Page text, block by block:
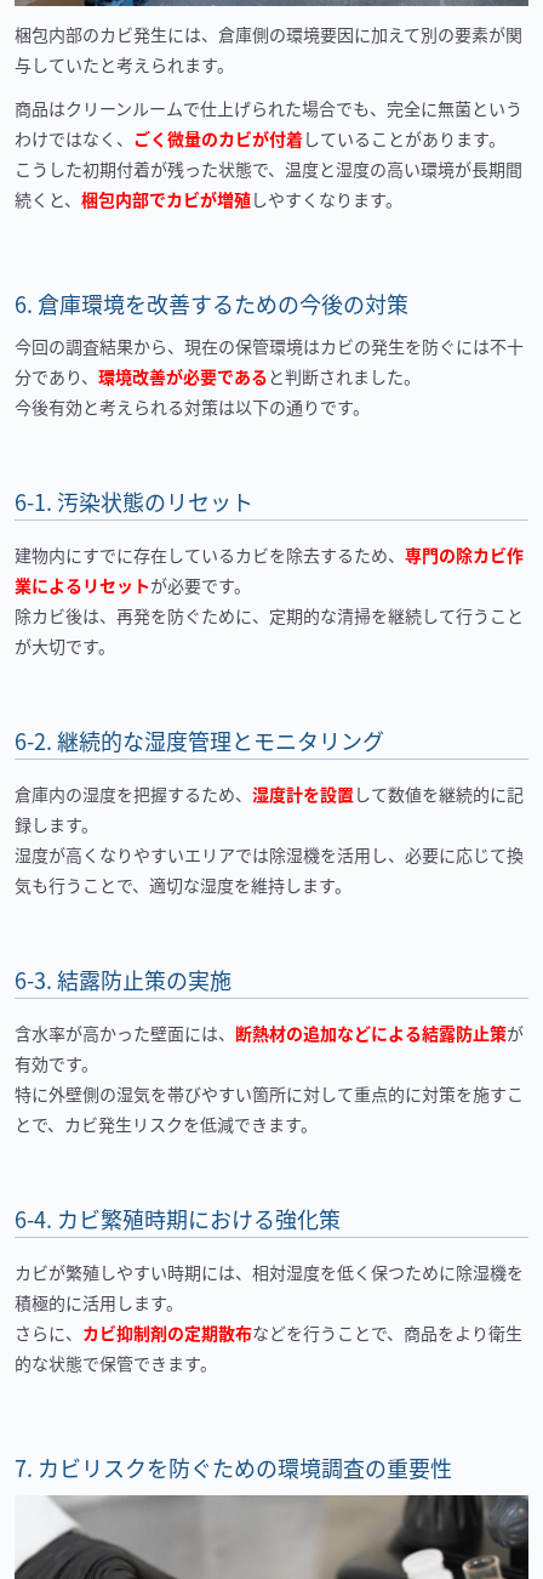
梱包内部のカビ発生には、倉庫側の環境要因に加えて別の要素が関
与していたと考えられます。
商品はクリーンルームで仕上げられた場合でも、完全に無菌という
わけではなく、 ごく微量のカビが付着していることがあります。
こうした初期付着が残った状態で、温度と湿度の高い環境が長期間
続くと、 梱包内部でカビが増殖しやすくなります。
6. 倉庫環境を改善するための今後の対策
今回の調査結果から、現在の保管環境はカビの発生を防ぐには不十
分であり、 環境改善が必要である と判断されました。
今後有効と考えられる対策は以下の通りです。
6-1. 汚染状態のリセット
建物内にすでに存在しているカビを除去するため、 専門の除カビ作
業によるリセットが必要です。
除カビ後は、再発を防ぐために、定期的な清掃を継続して行うこと
が大切です。
6-2.継続的な湿度管理とモニタリング
倉庫内の湿度を把握するため、 湿度計を設置 して数値を継続的に記
録します。
湿度が高くなりやすいエリアでは除湿機を活用し、必要に応じて換
気も行うことで、適切な湿度を維持します。
6-3.結露防止策の実施
含水率が高かった壁面には、 断熱材の追加などによる結露防止策が
有効です。
特に外壁側の湿気を帯びやすい箇所に対して重点的に対策を施すこ
とで、カビ発生リスクを低減できます。
6-4. カビ繁殖時期における強化策
カビが繁殖しやすい時期には、相対湿度を低く保つために除湿機を
積極的に活用します。
さらに、 カビ抑制剤の定期散布などを行うことで、商品をより衛生
的な状態で保管できます。
7. カビリスクを防ぐための環境調査の重要性